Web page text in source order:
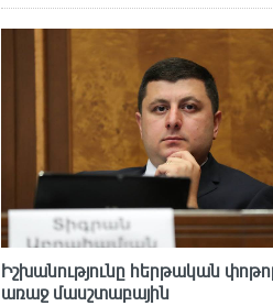
Իշխանությունը հերթական
առաջ մասշտաբային